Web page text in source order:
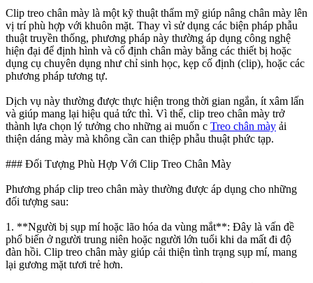
Clip treo chân mày là một kỹ thuật thẩm mỹ giúp nâng chân mày lên
vị trí phù hợp với khuôn mặt. Thay vì sử dụng các biện pháp phẫu
thuật truyền thống, phương pháp này thường áp dụng công nghệ
hiện đại để định hình và cố định chân mày bằng các thiết bị hoặc
dụng cụ chuyên dụng như chỉ sinh học, kẹp cố định (clip), hoặc các
phương pháp tương tự.
Dịch vụ này thường được thực hiện trong thời gian ngắn, ít xâm lấn
và giúp mang lại hiệu quả tức thì. Vì thế, clip treo chân mày trở
thành lựa chọn lý tưởng cho những ai muốn c Treo chân mày ải
thiện dáng mày mà không cần can thiệp phẫu thuật phức tạp.
### Đối Tượng Phù Hợp Với Clip Treo Chân Mày
Phương pháp clip treo chân mày thường được áp dụng cho những
đối tượng sau:
1. **Người bị sụp mí hoặc lão hóa da vùng mắt**: Đây là vấn đề
phổ biến ở người trung niên hoặc người lớn tuổi khi da mất đi độ
đàn hồi. Clip treo chân mày giúp cải thiện tình trạng sụp mí, mang
lại gương mặt tươi trẻ hơn.